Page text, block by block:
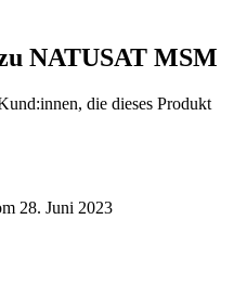
NATUSAT MSM
die dieses Produkt
28. Juni 2023